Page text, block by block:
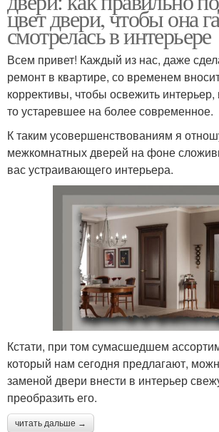
цвет двери, чтобы она
смотрелась в интерьере
Всем привет! Каждый из нас, даже
ремонт в квартире, со временем
коррективы, чтобы освежить интерьер,
то устаревшее на более современное.
К таким усовершенствованиям я
межкомнатных дверей на фоне
вас устраивающего интерьера.
Кстати, при том сумасшедшем
который нам сегодня предлагают,
заменой двери внести в интерьер
преобразить его.
читать дальше →